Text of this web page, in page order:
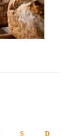
S D